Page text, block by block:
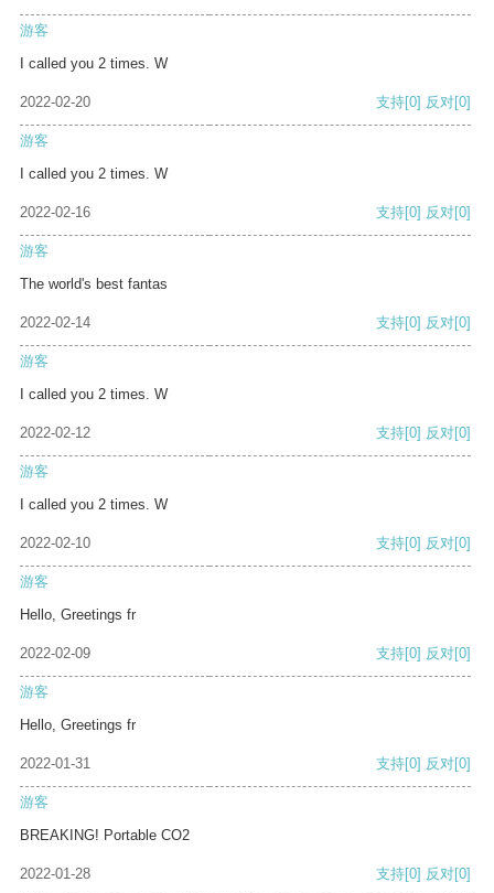
游客
I called you 2 times. W
2022-02-20 支持[0] 反对[0]
游客
I called you 2 times. W
2022-02-16 支持[0] 反对[0]
游客
The world's best fantas
2022-02-14 支持[0] 反对[0]
游客
I called you 2 times. W
2022-02-12 支持[0] 反对[0]
游客
I called you 2 times. W
2022-02-10 支持[0] 反对[0]
游客
Hello, Greetings fr
2022-02-09 支持[0] 反对[0]
游客
Hello, Greetings fr
2022-01-31 支持[0] 反对[0]
游客
BREAKING! Portable CO2
2022-01-28 支持[0] 反对[0]